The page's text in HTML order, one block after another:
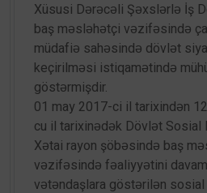
Xüsusi Dərəcəli Şəxslərlə İş
baş məsləhətçi vəzifəsində
müdafiə sahəsində dövlət
keçirilməsi istiqamətində
göstərmişdir.
01 may 2017-ci il tarixindən
cu il tarixinədək Dövlət Sosial
Xətai rayon şöbəsində baş
vəzifəsində fəaliyyətini
vətəndaşlara göstərilən